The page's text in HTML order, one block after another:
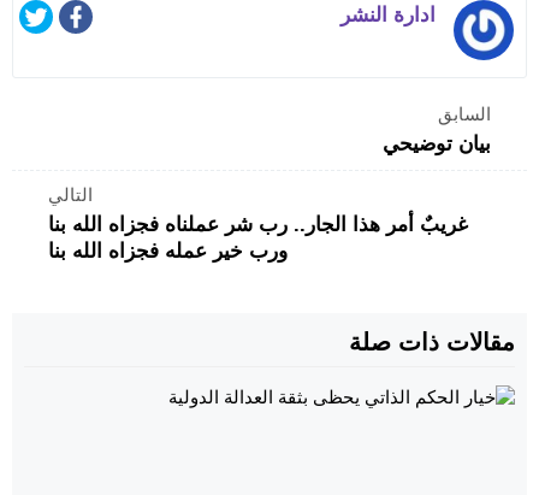
ادارة النشر
السابق
بيان توضيحي
التالي
غريبٌ أمر هذا الجار.. رب شر عملناه فجزاه الله بنا
ورب خير عمله فجزاه الله بنا
مقالات ذات صلة